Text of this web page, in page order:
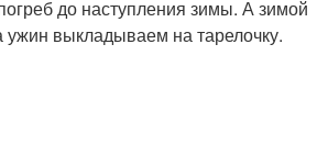
до наступления зимы. А зимой
ужин выкладываем на тарелочку.